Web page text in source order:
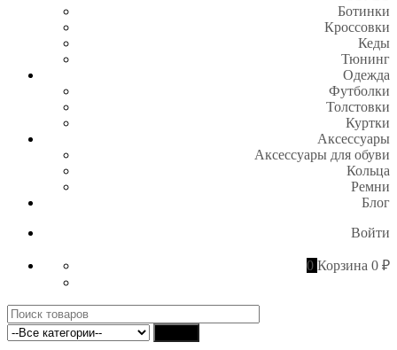
Ботинки
Кроссовки
Кеды
Тюнинг
Одежда
Футболки
Толстовки
Куртки
Аксессуары
Аксессуары для обуви
Кольца
Ремни
Блог
Войти
0 Корзина 0 ₽
Поиск
для: